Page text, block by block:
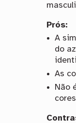
Prós:
A
do
As
Não